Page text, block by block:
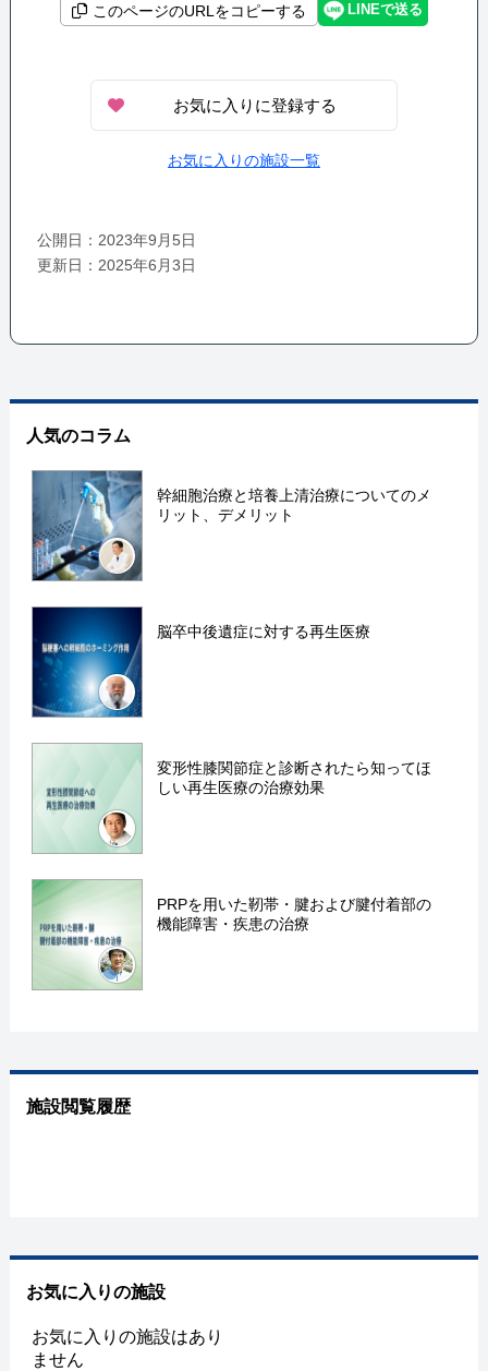
このページのURLをコピーする LINEで送る
お気に入りに登録する
お気に入りの施設一覧
公開日：2023年9月5日
更新日：2025年6月3日
人気のコラム
幹細胞治療と培養上清治療についてのメ
リット、デメリット
脳卒中後遺症に対する再生医療
変形性膝関節症と診断されたら知ってほ
しい再生医療の治療効果
PRPを用いた靭帯・腱および腱付着部の
機能障害・疾患の治療
施設閲覧履歴
お気に入りの施設
お気に入りの施設はあり
ません